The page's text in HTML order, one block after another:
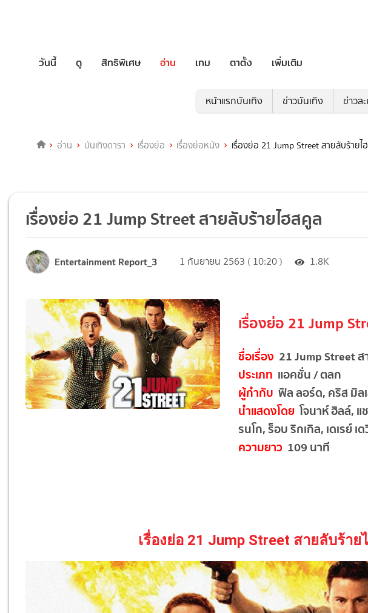
วันนี้ ดู สิทธิพิเศษ อ่าน เกม ตาตั้ง เพิ่มเติม
หน้าแรกบันเทิง ข่าวบันเทิง ข่าวล
อ่าน บันเทิงดารา เรื่องย่อ เรื่องย่อหนัง เรื่องย่อ 21 Jump Street สายลับร้ายไ
เรื่องย่อ 21 Jump Street สายลับร้ายไฮสคูล
Entertainment Report_3 1 กันยายน 2563 ( 10:20 ) 1.8K
เรื่องย่อ 21 Jump
ชื่อเรื่อง 21 Jump Street
ประเภท แอคชั่น / ตลก
ผู้กำกับ ฟิล ลอร์ด, คริส มิล
นำแสดงโดย โจนาห์ ฮิลล์,
รนโก, ร็อบ ริกเกิล, เดเรย์ เ
ความยาว 109 นาที
เรื่องย่อ 21 Jump Street สายลับร้าย